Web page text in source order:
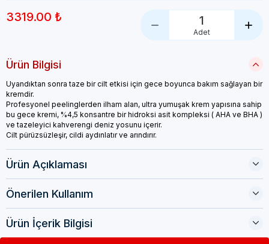
3319.00 ₺ 1
Adet
Ürün Bilgisi
Uyandıktan sonra taze bir cilt etkisi için gece boyunca bakım sağlayan bir
kremdir.
Profesyonel peelinglerden ilham alan, ultra yumuşak krem yapısına sahip
bu gece kremi, %4,5 konsantre bir hidroksi asit kompleksi ( AHA ve BHA )
ve tazeleyici kahverengi deniz yosunu içerir.
Cilt pürüzsüzleşir, cildi aydınlatır ve arındırır.
Ürün Açıklaması
Önerilen Kullanım
Ürün İçerik Bilgisi